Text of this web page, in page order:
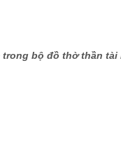
bộ đồ thờ thần tài